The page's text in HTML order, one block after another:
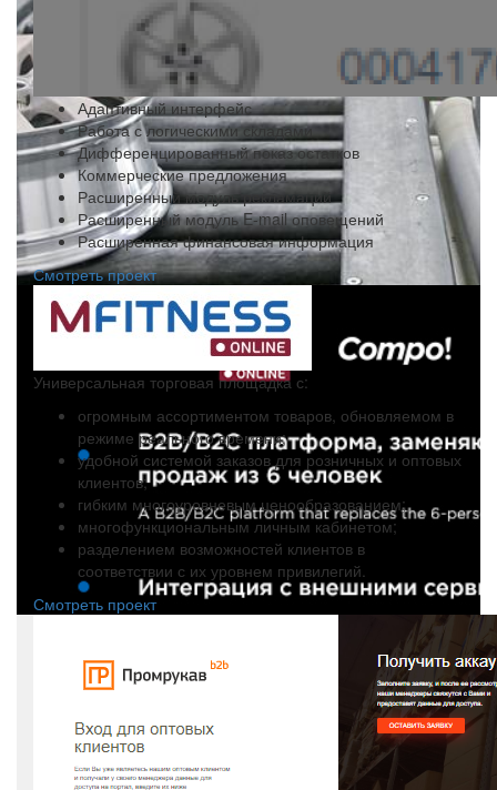
Адаптивный интерфейс
Работа с логическими складами
Дифференцированный показ остатков
Коммерческие предложения
Расширенный модуль рекламаций
Расширенный модуль E-mail оповещений
Расширенная финансовая информация
Смотреть проект
Универсальная торговая площадка с:
огромным ассортиментом товаров, обновляемом в
режиме реального времени;
удобной системой заказов для розничных и оптовых
клиентов;
гибким многоуровневым ценообразованием;
многофункциональным личным кабинетом;
разделением возможностей клиентов в
соответствии с их уровнем привилегий.
Смотреть проект